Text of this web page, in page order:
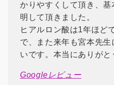
かりやすくして頂き、
明して頂きました。
ヒアルロン酸は1年ほど
で、また来年も宮本先
いです。本当にありがと
Googleレビュー